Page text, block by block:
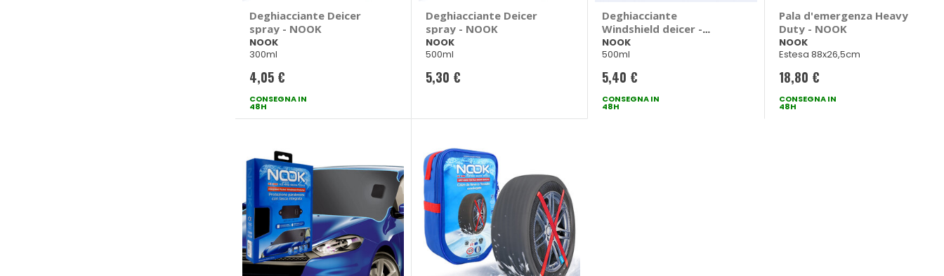
Deghiacciante Deicer
spray - NOOK
NOOK
300ml
4,05 €
CONSEGNA IN
48H
Deghiacciante Deicer
spray - NOOK
NOOK
500ml
5,30 €
Deghiacciante
Windshield deicer -
NOOK
NOOK
500ml
5,40 €
CONSEGNA IN
48H
Pala d'emergenza Heavy
Duty - NOOK
NOOK
Estesa 88x26,5cm
18,80 €
CONSEGNA IN
48H